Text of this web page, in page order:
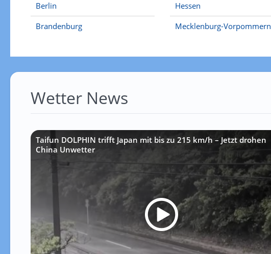
Berlin
Brandenburg
Hessen
Mecklenburg-Vorpommern
Wetter News
Taifun DOLPHIN trifft Japan mit bis zu 215 km/h – Jetzt drohen
China Unwetter